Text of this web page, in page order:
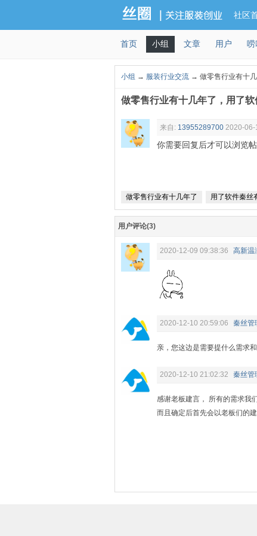
社区
首页 小组 文章 用户 唠
小组 → 服装行业交流 → 做零售行业有十
做零售行业有十几年了，用了
来自: 13955289700 2020-06-
你需要回复后才可以浏览帖
做零售行业有十几年了 用了软件秦丝
用户评论(3)
2020-12-09 09:38:36 高新温
2020-12-10 20:59:06 秦丝管
亲，您这边是需要提什么需求
2020-12-10 21:02:32 秦丝管
感谢老板建言， 所有的需求我
而且确定后首先会以老板们的